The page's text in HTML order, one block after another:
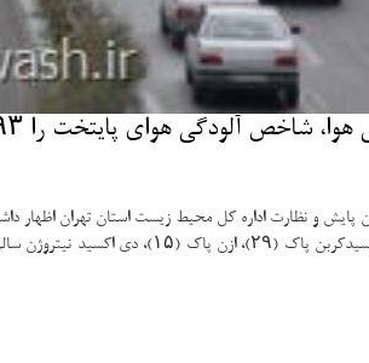
«سالم» اعلام نمود. عدد ۱۰۰ مرز هوای سالم و ناسالم در نظر گرفته می گردد.
زیست استان تهران اظهار داشت: وضعیت كیفی هوای تهران در ۲۴ ساعت گذشته منتهی